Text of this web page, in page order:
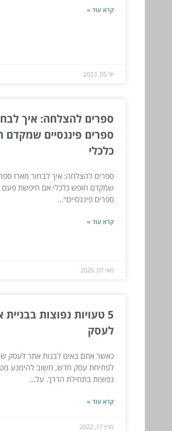
קרא עוד »
יול 05, 2023
ספרים להצלחה: איך
ספרים פיננסיים שמקדם
כלכלי
ספרים להצלחה: איך לבחור מארז
שמקדם חופש כלכלי אם חיפשת פעם
ספרים פיננסיים״...
קרא עוד »
מאי 07, 2026
5 טעויות נפוצות
לעסק
כאשר אתם באים לבנות אתר לעסק
לפתיחת עסק חדש, חשוב להימנע
נפוצות בתחילת הדרך. על...
קרא עוד »
מרץ 17, 2022